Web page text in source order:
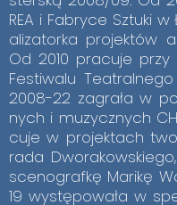
REA i Fa­bry­ce Sztu­ki
ali­za­tor­ka pro­jek­tów
Od 2010 pra­cu­je
Fe­sti­wa­lu
2008-22 za­gra­ła w
nych i mu­zycz­nych
cu­je w pro­jek­tach
ra­da
sce­no­graf­kę Ma­ri­kę
19 wy­stę­po­wa­ła w